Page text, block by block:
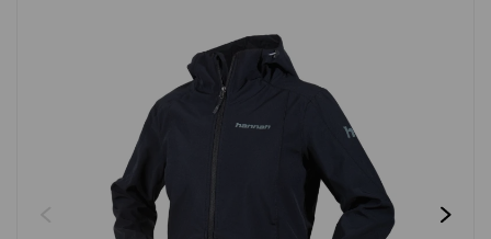
Vergessenes Passwort Neue Registrierung